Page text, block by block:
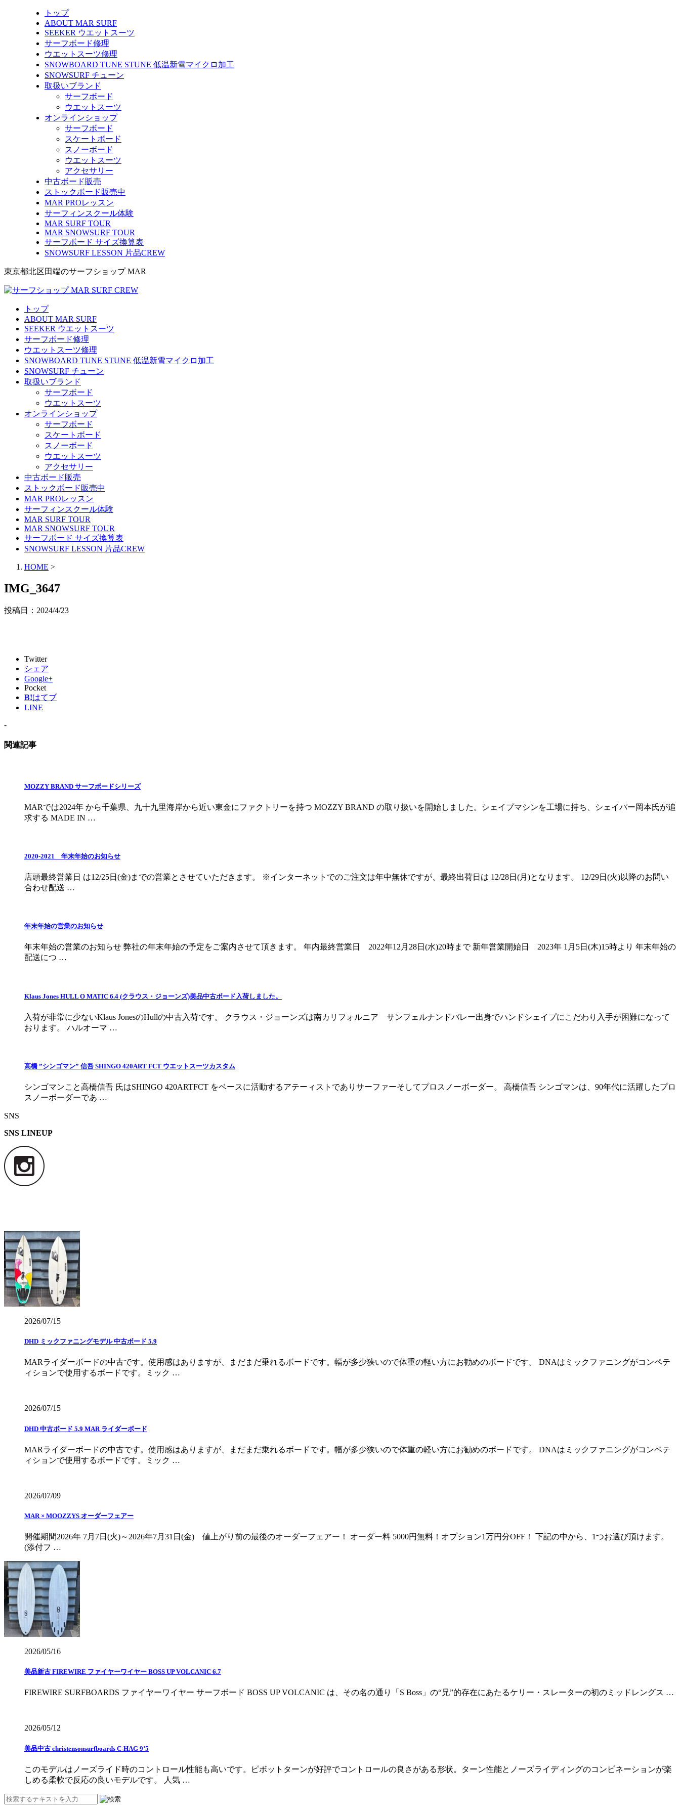
トップ
ABOUT MAR SURF
SEEKER ウエットスーツ
サーフボード修理
ウエットスーツ修理
SNOWBOARD TUNE STUNE 低温新雪マイクロ加工
SNOWSURF チューン
取扱いブランド
サーフボード
ウエットスーツ
オンラインショップ
サーフボード
スケートボード
スノーボード
ウエットスーツ
アクセサリー
中古ボード販売
ストックボード販売中
MAR PROレッスン
サーフィンスクール体験
MAR SURF TOUR
MAR SNOWSURF TOUR
サーフボード サイズ換算表
SNOWSURF LESSON 片品CREW
東京都北区田端のサーフショップ MAR
トップ
ABOUT MAR SURF
SEEKER ウエットスーツ
サーフボード修理
ウエットスーツ修理
SNOWBOARD TUNE STUNE 低温新雪マイクロ加工
SNOWSURF チューン
取扱いブランド
サーフボード
ウエットスーツ
オンラインショップ
サーフボード
スケートボード
スノーボード
ウエットスーツ
アクセサリー
中古ボード販売
ストックボード販売中
MAR PROレッスン
サーフィンスクール体験
MAR SURF TOUR
MAR SNOWSURF TOUR
サーフボード サイズ換算表
SNOWSURF LESSON 片品CREW
HOME >
IMG_3647
投稿日： 2024/4/23
Twitter
シェア
Google+
Pocket
B!はてブ
LINE
-
関連記事
MOZZY BRAND サーフボードシリーズ
MARでは2024年 から千葉県、九十九里海岸から近い東金にファクトリーを持つ MOZZY BRAND の取り扱いを開始しました。シェイプマシンを工場に持ち、シェイパー岡本氏が追
求する MADE IN …
2020-2021 年末年始のお知らせ
店頭最終営業日 は12/25日(金)までの営業とさせていただきます。 ※インターネットでのご注文は年中無休ですが、最終出荷日は 12/28日(月)となります。 12/29日(火)以降のお問い
合わせ配送 …
年末年始の営業のお知らせ
年末年始の営業のお知らせ 弊社の年末年始の予定をご案内させて頂きます。 年内最終営業日 2022年12月28日(水)20時まで 新年営業開始日 2023年 1月5日(木)15時より 年末年始の
配送につ …
Klaus Jones HULL O MATIC 6.4 (クラウス・ジョーンズ)美品中古ボード入荷しました。
入荷が非常に少ないKlaus JonesのHullの中古入荷です。 クラウス・ジョーンズは南カリフォルニア サンフェルナンドバレー出身でハンドシェイプにこだわり入手が困難になって
おります。 ハルオーマ …
高橋 ”シンゴマン” 信吾 SHINGO 420ART FCT ウエットスーツカスタム
シンゴマンこと高橋信吾 氏はSHINGO 420ARTFCT をベースに活動するアテーィストでありサーファーそしてプロスノーボーダー。 高橋信吾 シンゴマンは、90年代に活躍したプロ
スノーボーダーであ …
SNS
SNS LINEUP
2026/07/15
DHD ミックファニングモデル 中古ボード 5.9
MARライダーボードの中古です。使用感はありますが、まだまだ乗れるボードです。幅が多少狭いので体重の軽い方にお勧めのボードです。 DNAはミックファニングがコンペテ
ィションで使用するボードです。ミック …
2026/07/15
DHD 中古ボード 5.9 MAR ライダーボード
MARライダーボードの中古です。使用感はありますが、まだまだ乗れるボードです。幅が多少狭いので体重の軽い方にお勧めのボードです。 DNAはミックファニングがコンペテ
ィションで使用するボードです。ミック …
2026/07/09
MAR × MOOZZYS オーダーフェアー
開催期間2026年 7月7日(火)～2026年7月31日(金) 値上がり前の最後のオーダーフェアー！ オーダー料 5000円無料！オプション1万円分OFF！ 下記の中から、1つお選び頂けます。
(添付フ …
2026/05/16
美品新古 FIREWIRE ファイヤーワイヤー BOSS UP VOLCANIC 6.7
FIREWIRE SURFBOARDS ファイヤーワイヤー サーフボード BOSS UP VOLCANIC は、その名の通り「S Boss」の“兄”的存在にあたるケリー・スレーターの初のミッドレングス …
2026/05/12
美品中古 christensonsurfboards C-HAG 9’5
このモデルはノーズライド時のコントロール性能も高いです。ピボットターンが好評でコントロールの良さがある形状。ターン性能とノーズライディングのコンビネーションが楽
しめる柔軟で反応の良いモデルです。 人気 …